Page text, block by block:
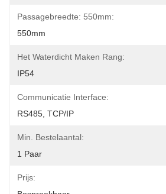
Passagebreedte: 550mm:
550mm
Het Waterdicht Maken Rang:
IP54
Communicatie Interface:
RS485, TCP/IP
Min. Bestelaantal:
1 Paar
Prijs: